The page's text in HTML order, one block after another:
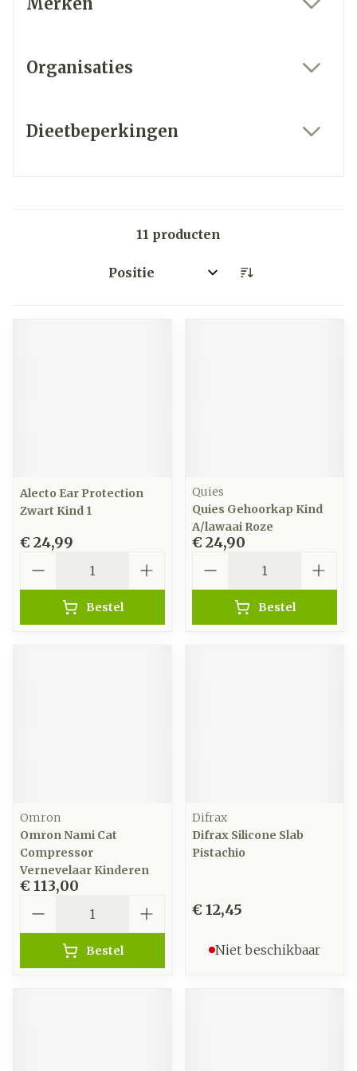
Organisaties
Dieetbeperkingen
11 producten
Sorteer op:
Alecto Ear Protection
Zwart Kind 1
€ 24,99
Bestel
Quies
Quies Gehoorkap Kind
A/lawaai Roze
€ 24,90
Bestel
Omron
Omron Nami Cat
Compressor
Vernevelaar Kinderen
€ 113,00
Bestel
Difrax
Difrax Silicone Slab
Pistachio
€ 12,45
Niet beschikbaar